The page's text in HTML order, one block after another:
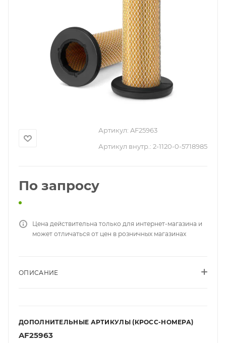
Артикул: AF25963
Артикул внутр.: 2-1120-0-5718985
По запросу
Цена действительна только для интернет-магазина и
может отличаться от цен в розничных магазинах
ОПИСАНИЕ
ДОПОЛНИТЕЛЬНЫЕ АРТИКУЛЫ (КРОСС-НОМЕРА)
AF25963